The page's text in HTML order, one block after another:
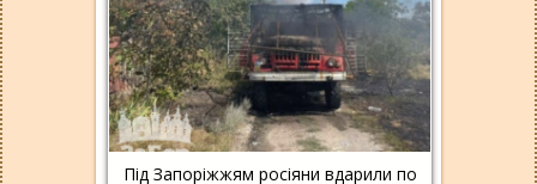
Під Запоріжжям росіяни вдарили по